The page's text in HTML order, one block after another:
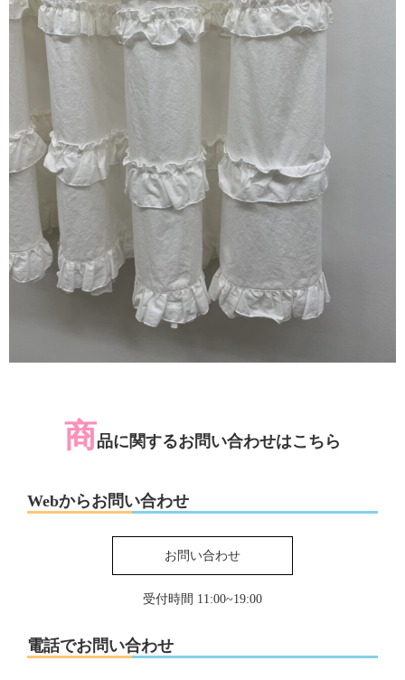
商品に関するお問い合わせはこちら
Webからお問い合わせ
お問い合わせ
受付時間 11:00~19:00
電話でお問い合わせ